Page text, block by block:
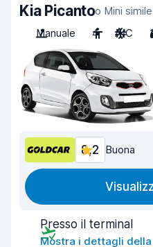
Kia Picantoo Mini simile
Manuale
4 A/C
8,2 Buona
Presso il terminal
Mostra i dettagli